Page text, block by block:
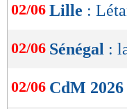
02/06 Lille :
02/06 Sénégal :
02/06 CdM 2026